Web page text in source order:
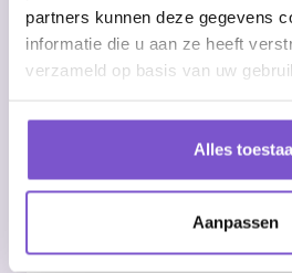
partners kunnen deze gegevens
informatie die u aan ze heeft
verzameld op basis van uw
Alles
Aanpassen
Analyse: We
behoeften in
Implementatie:
Make.com en
te automatiseren.